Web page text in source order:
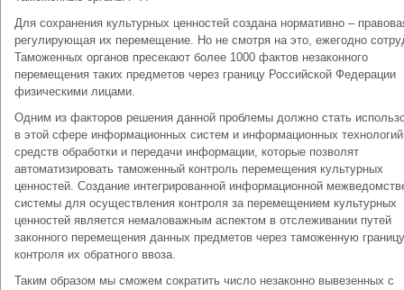
Для сохранения культурных ценностей создана нормативно –
регулирующая их перемещение. Но не смотря на это, ежегодно
Таможенных органов пресекают более 1000 фактов незаконного
перемещения таких предметов через границу Российской Федерации
физическими лицами.
Одним из факторов решения данной проблемы должно стать
в этой сфере информационных систем и информационных
средств обработки и передачи информации, которые позволят
автоматизировать таможенный контроль перемещения культурных
ценностей. Создание интегрированной информационной
системы для осуществления контроля за перемещением культурных
ценностей является немаловажным аспектом в отслеживании путей
законного перемещения данных предметов через таможенную
контроля их обратного ввоза.
Таким образом мы сможем сократить число незаконно вывезенных с